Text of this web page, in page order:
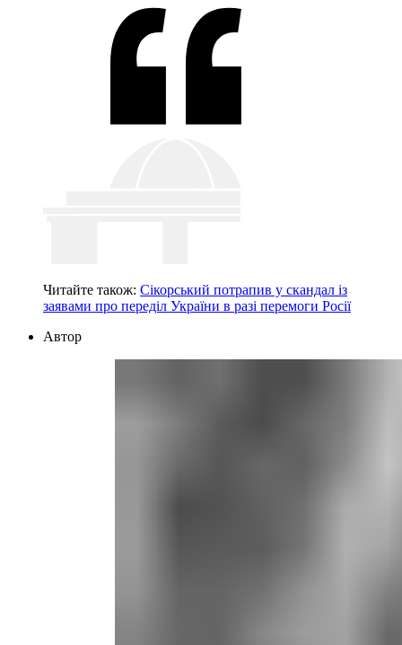
Читайте також: Сікорський потрапив у скандал із
заявами про переділ України в разі перемоги Росії
Автор